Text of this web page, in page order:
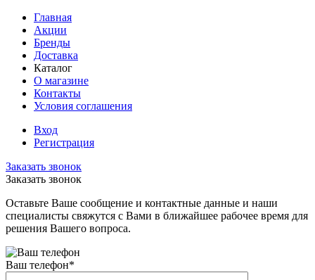
Главная
Акции
Бренды
Доставка
Каталог
О магазине
Контакты
Условия соглашения
Вход
Регистрация
Заказать звонок
Заказать звонок
Оставьте Ваше сообщение и контактные данные и наши
специалисты свяжутся с Вами в ближайшее рабочее время для
решения Вашего вопроса.
Ваш телефон*